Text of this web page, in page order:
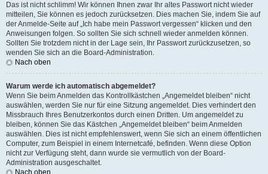
Das ist nicht schlimm! Wir können Ihnen zwar Ihr altes Passwort nicht wieder
mitteilen, Sie können es jedoch zurücksetzen. Dies machen Sie, indem Sie auf
der Anmelde-Seite auf „Ich habe mein Passwort vergessen“ klicken und den
Anweisungen folgen. So sollten Sie sich schnell wieder anmelden können.
Sollten Sie trotzdem nicht in der Lage sein, Ihr Passwort zurückzusetzen, so
wenden Sie sich an die Board-Administration.
Nach oben
Warum werde ich automatisch abgemeldet?
Wenn Sie beim Anmelden das Kontrollkästchen „Angemeldet bleiben“ nicht
auswählen, werden Sie nur für eine Sitzung angemeldet. Dies verhindert den
Missbrauch Ihres Benutzerkontos durch einen Dritten. Um angemeldet zu
bleiben, können Sie das Kästchen „Angemeldet bleiben“ beim Anmelden
auswählen. Dies ist nicht empfehlenswert, wenn Sie sich an einem öffentlichen
Computer, zum Beispiel in einem Internetcafé, befinden. Wenn diese Option
nicht zur Verfügung steht, dann wurde sie vermutlich von der Board-
Administration ausgeschaltet.
Nach oben